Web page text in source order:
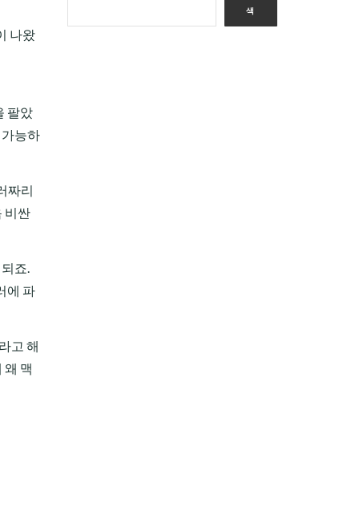
나왔
팔았
능하
짜리
비싼
죠.
에 파
고 해
왜 맥
색